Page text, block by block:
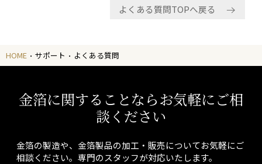
よくある質問TOPへ戻る
HOME サポート よくある質問
金箔に関することならお気軽にご相
談ください
金箔の製造や、金箔製品の加工・販売についてお気軽にご
相談ください。専門のスタッフが対応いたします。